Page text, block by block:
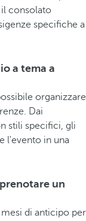
consolato
specifiche a
a tema a
organizzare
Dai
stili specifici, gli
l'evento in una
un
di anticipo per